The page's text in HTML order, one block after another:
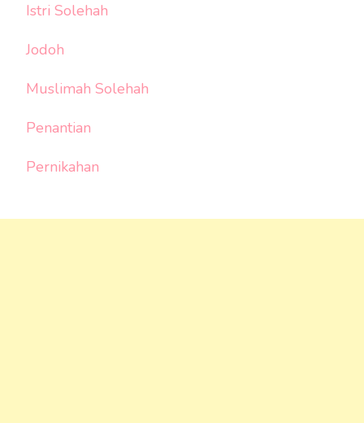
Istri Solehah
Jodoh
Muslimah Solehah
Penantian
Pernikahan